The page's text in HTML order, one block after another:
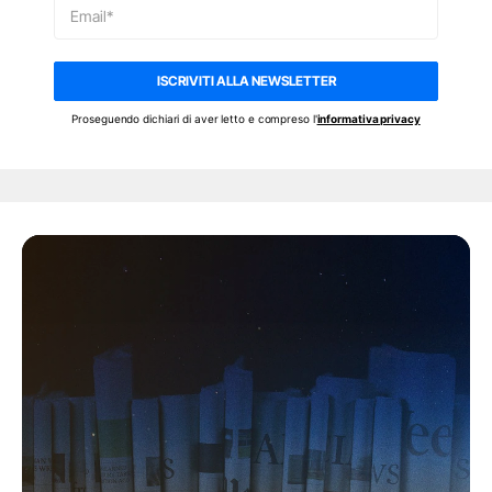
parte da democrazie bonapartiste, come sta
diventando quella statunitense.
Mentre qualcuno resiste ancora (ripetendo, ad
esempio, che con Trump la Russia non avrebbe mai
invaso l’Ucraina), in molti stanno facendo i conti con
la distanza che esiste sempre tra propaganda e
realtà. E, soprattutto, con la tremenda complessità
delle crisi geopolitiche, alcune delle quali hanno radici
profonde, che vanno analizzate tenendo conto non
solo del contesto attuale, ma anche della storia
Email*
ISCRIVITI ALLA NEWSLETTER
Proseguendo dichiari di aver letto e compreso l'informativa privacy